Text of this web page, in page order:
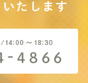
いたします